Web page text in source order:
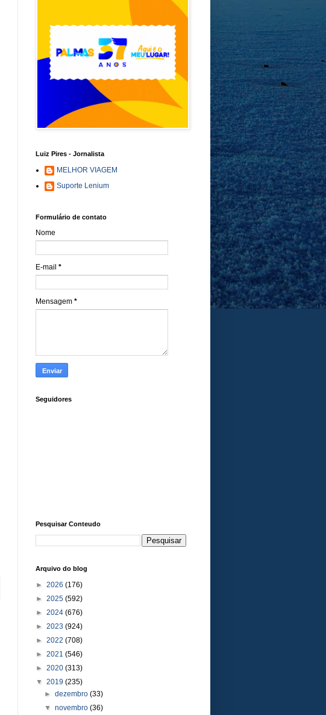
Luiz Pires - Jornalista
MELHOR VIAGEM
Suporte Lenium
Formulário de contato
Nome
E-mail *
Mensagem *
Seguidores
Pesquisar Conteudo
Arquivo do blog
► 2026 (176)
► 2025 (592)
► 2024 (676)
► 2023 (924)
► 2022 (708)
► 2021 (546)
► 2020 (313)
▼ 2019 (235)
►dezembro(33)
▼novembro(36)